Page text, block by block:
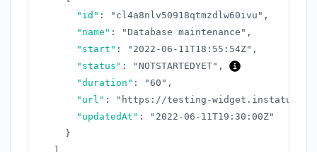
"id" : "cl4a8nlv50918qtmzdlw60ivu" ,
"name" : "Database maintenance" ,
"start" : "2022-06-11T18:55:54Z" ,
"status" : "NOTSTARTEDYET" ,
"duration" : "60" ,
"url" :
"https://testing-widget.instatus.com/
"updatedAt" :
"2022-06-11T19:30:00Z"
}